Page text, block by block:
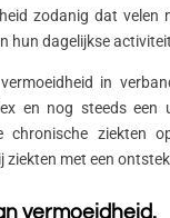
zodanig dat velen
hun dagelijkse
in
en nog steeds een
chronische ziekten
ziekten met een
vermoeidheid.